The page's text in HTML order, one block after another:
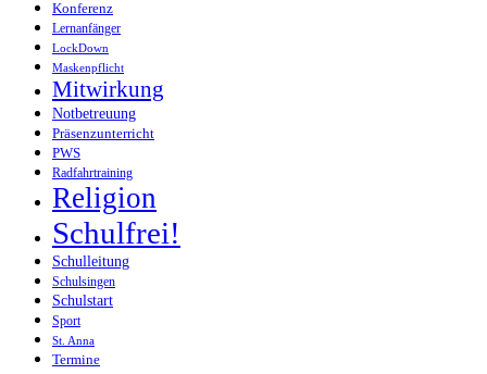
Konferenz
Lernanfänger
LockDown
Maskenpflicht
Mitwirkung
Notbetreuung
Präsenzunterricht
PWS
Radfahrtraining
Religion
Schulfrei!
Schulleitung
Schulsingen
Schulstart
Sport
St. Anna
Termine